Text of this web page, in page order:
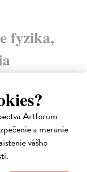
Artforum
a meranie
vášho
fyzika,